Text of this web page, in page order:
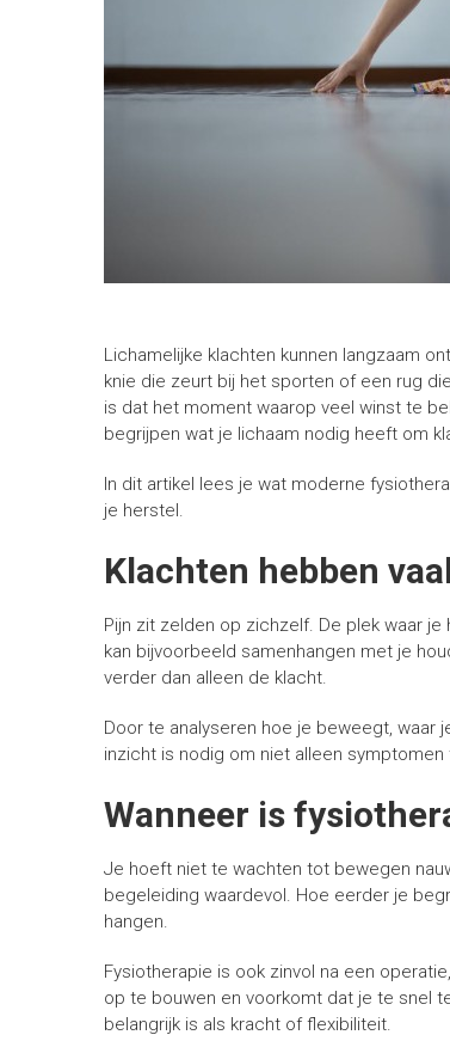
Lichamelijke klachten kunnen langzaam
knie die zeurt bij het sporten of een rug
is dat het moment waarop veel winst te
begrijpen wat je lichaam nodig heeft om
In dit artikel lees je wat moderne
je herstel.
Klachten hebben
Pijn zit zelden op zichzelf. De plek waar
kan bijvoorbeeld samenhangen met je
verder dan alleen de klacht.
Door te analyseren hoe je beweegt, waar
inzicht is nodig om niet alleen
Wanneer is
Je hoeft niet te wachten tot bewegen
begeleiding waardevol. Hoe eerder je
hangen.
Fysiotherapie is ook zinvol na een
op te bouwen en voorkomt dat je te snel
belangrijk is als kracht of flexibiliteit.